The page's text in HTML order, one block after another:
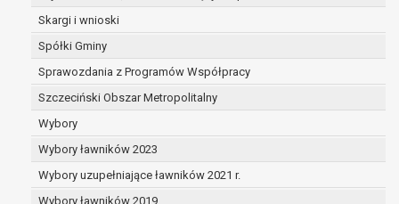
Skargi i wnioski
Spółki Gminy
Sprawozdania z Programów Współpracy
Szczeciński Obszar Metropolitalny
Wybory
Wybory ławników 2023
Wybory uzupełniające ławników 2021 r.
Wybory ławników 2019
sprzeciw wobec przetwarzania
danych osobowych,
zgodę na przetwarzanie danych
osobowych, która jest podstawą
przetwarzania danych i nie ma innej
danych,
dane osobowe przetwarzane są
niezgodnie z prawem,